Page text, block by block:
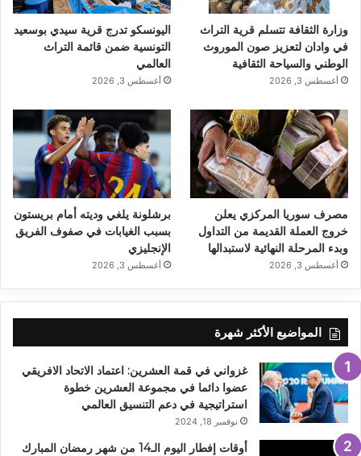
وزارة الثقافة تتسلم قرية التراث
في وادان لتعزيز صون الموروث
الوطني والسياحة الثقافية
أغسطس 3, 2026
اليونسكو تدرج قرية سيدي بوسعيد
التونسية ضمن قائمة التراث
العالمي
أغسطس 3, 2026
مصرف سوريا المركزي يعلن
خروج العملة القديمة من التداول
وبدء المرحلة النهائية لاستبدالها
أغسطس 3, 2026
برشلونة يلغي وديته أمام بريستون
بسبب الغيابات في صفوف الفريق
الإنجليزي
أغسطس 3, 2026
المواضيع الأكثر شهرة
غزواني في قمة العشرين: اعتماد الاتحاد الافريقي
عضوا دائما في مجموعة العشرين خطوة
استراتيجية في دعم التنسيق العالمي
نوفمبر 18, 2024
أوقات إفطار اليوم الـ14 من شهر رمضان المبارك